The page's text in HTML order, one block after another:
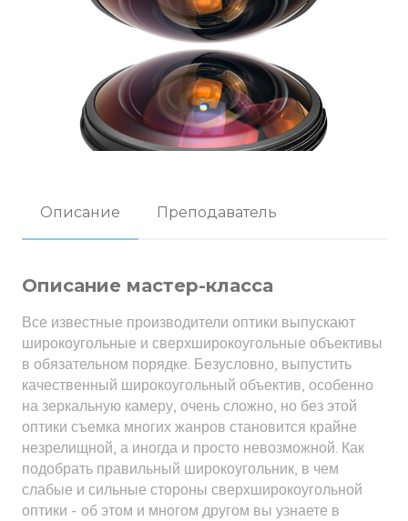
Описание Преподаватель
Описание мастер-класса
Все известные производители оптики выпускают
широкоугольные и сверхширокоугольные объективы
в обязательном порядке. Безусловно, выпустить
качественный широкоугольный объектив, особенно
на зеркальную камеру, очень сложно, но без этой
оптики съемка многих жанров становится крайне
незрелищной, а иногда и просто невозможной. Как
подобрать правильный широкоугольник, в чем
слабые и сильные стороны сверхширокоугольной
оптики - об этом и многом другом вы узнаете в